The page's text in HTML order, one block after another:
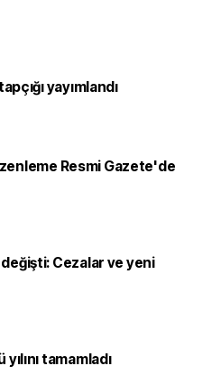
yayımlandı
Resmi Gazete'de
Cezalar ve yeni
tamamladı